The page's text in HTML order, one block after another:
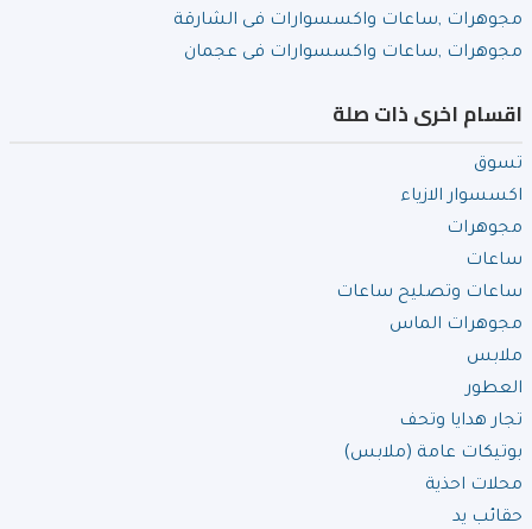
مجوهرات ,ساعات واكسسوارات فى الشارقة
مجوهرات ,ساعات واكسسوارات فى عجمان
اقسام اخرى ذات صلة
تسوق
اكسسوار الازياء
مجوهرات
ساعات
ساعات وتصليح ساعات
مجوهرات الماس
ملابس
العطور
تجار هدايا وتحف
بوتيكات عامة (ملابس)
محلات احذية
حقائب يد